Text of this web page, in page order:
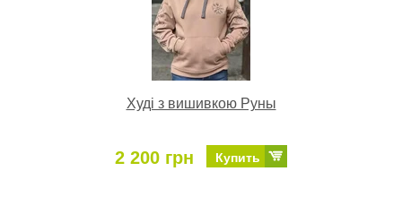
Худі з вишивкою Руны
2 200 грн Купить